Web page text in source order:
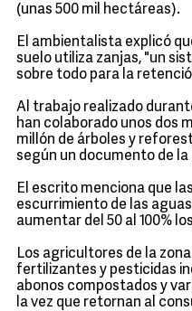
(unas 500 mil hectáreas).
El ambientalista explicó
suelo utiliza zanjas, "un
sobre todo para la
Al trabajo realizado
han colaborado unos dos
millón de árboles y
según un documento de la
El escrito menciona que
escurrimiento de las
aumentar del 50 al 100%
Los agricultores de la
fertilizantes y pesticidas
abonos compostados y
la vez que retornan al